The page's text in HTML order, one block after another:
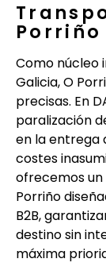
Porriño
Como núcleo
Galicia, O
precisas. En
paralización
en la entrega
costes
ofrecemos
Porriño
B2B,
destino sin
máxima